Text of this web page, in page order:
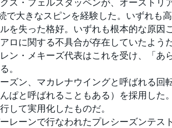
で大きなスピンを経験した。いずれも
を失った格好。いずれも根本的な原因
ロに関する不具合が存在していたようだ
ン・メキーズ代表はこれを受け、「あ
。
ズン、マカレナウイングと呼ばれる回
ぱと呼ばれることもある）を採用した
して実用化したものだ。
レーンで行なわれたプレシーズンテス